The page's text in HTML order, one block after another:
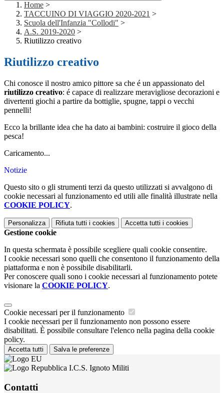
Home >
TACCUINO DI VIAGGIO 2020-2021 >
Scuola dell'Infanzia "Collodi" >
A.S. 2019-2020 >
Riutilizzo creativo
Riutilizzo creativo
Chi conosce il nostro amico pittore sa che é un appassionato del
riutilizzo creativo: é capace di realizzare meravigliose decorazioni e
divertenti giochi a partire da bottiglie, spugne, tappi o vecchi
pennelli!
Ecco la brillante idea che ha dato ai bambini: costruire il gioco della
pesca!
Caricamento...
Notizie
Questo sito o gli strumenti terzi da questo utilizzati si avvalgono di
cookie necessari al funzionamento ed utili alle finalità illustrate nella
COOKIE POLICY.
Personalizza Rifiuta tutti i cookies Accetta tutti i cookies
Gestione cookie
In questa schermata è possibile scegliere quali cookie consentire.
I cookie necessari sono quelli che consentono il funzionamento della
piattaforma e non è possibile disabilitarli.
Per conoscere quali sono i cookie necessari al funzionamento potete
visionare la COOKIE POLICY.
Cookie necessari per il funzionamento
I cookie necessari per il funzionamento non possono essere
disabilitati. È possibile consultare l'elenco nella pagina della cookie
policy.
Accetta tutti Salva le preferenze
I.C.S. Ignoto Militi
Contatti